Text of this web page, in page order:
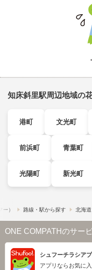
知床斜里駅周辺地域の
港町 文光町
前浜町 青葉町
光陽町 新光町
） 路線・駅から探す 北海道
ONE COMPATHのサー
シュフーチラシア
アプリならお気に